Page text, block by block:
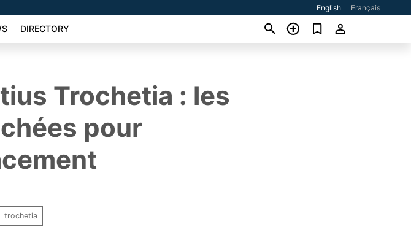
English Français
DIRECTORY
Trochetia : les
pour
trochetia